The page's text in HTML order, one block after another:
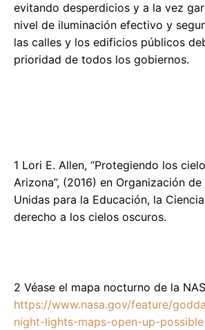
evitando desperdicios y a la vez
nivel de iluminación efectivo y
las calles y los edificios públicos
prioridad de todos los gobiernos.
1 Lori E. Allen, “Protegiendo los
Arizona”, (2016) en Organización
Unidas para la Educación, la
derecho a los cielos oscuros.
2 Véase el mapa nocturno de la
https://www.nasa.gov/feature/
night-lights-maps-open-up-